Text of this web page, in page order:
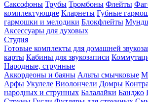
Саксофоны Трубы Тромбоны Флейты
комплектующие Кларнеты Губные
гармошки и мелодики Блокфлейты
Аксессуары для духовых
Студия
Готовые комплекты для домашней
карты Кабины для звукозаписи
Народные, струнные
Аккордеоны и баяны Альты смычковые
Арфы Укулеле Виолончели Домры
народных и струнных Балалайки Банджо